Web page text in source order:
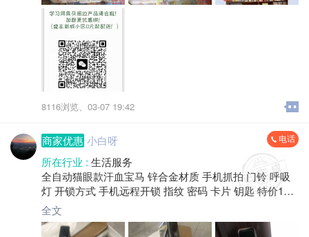
8116浏览、 03-07 19:42
商家优惠 小白呀 电话
所在行业 : 生活服务
全自动猫眼款汗血宝马 锌合金材质 手机抓拍 门铃 呼吸
灯 开锁方式 手机远程开锁 指纹 密码 卡片 钥匙 特价159
全文